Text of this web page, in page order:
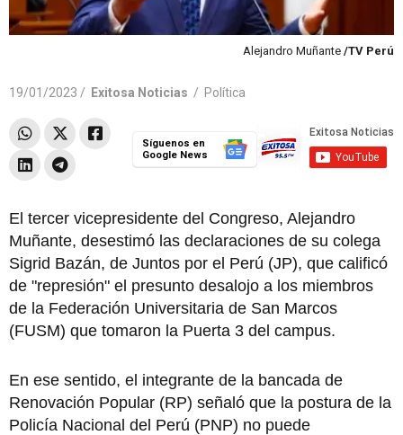
Alejandro Muñante /TV Perú
19/01/2023 / Exitosa Noticias / Política
Síguenos en
Google News
El tercer vicepresidente del Congreso, Alejandro
Muñante, desestimó las declaraciones de su colega
Sigrid Bazán, de Juntos por el Perú (JP), que calificó
de "represión" el presunto desalojo a los miembros
de la Federación Universitaria de San Marcos
(FUSM) que tomaron la Puerta 3 del campus.
En ese sentido, el integrante de la bancada de
Renovación Popular (RP) señaló que la postura de la
Policía Nacional del Perú (PNP) no puede